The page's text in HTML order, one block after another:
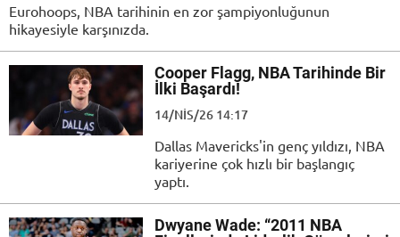
Eurohoops, NBA tarihinin en zor şampiyonluğunun
hikayesiyle karşınızda.
Cooper Flagg, NBA Tarihinde Bir
İlki Başardı!
14/NIS/26 14:17
Dallas Mavericks'in genç yıldızı, NBA
kariyerine çok hızlı bir başlangıç
yaptı.
Dwyane Wade: “2011 NBA